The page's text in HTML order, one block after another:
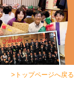
>トップページへ戻る